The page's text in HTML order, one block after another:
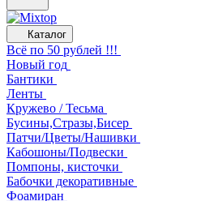
Каталог
Всё по 50 рублей !!!
Новый год
Бантики
Ленты
Кружево / Тесьма
Бусины,Стразы,Бисер
Патчи/Цветы/Нашивки
Кабошоны/Подвески
Помпоны, кисточки
Бабочки декоративные
Фоамиран